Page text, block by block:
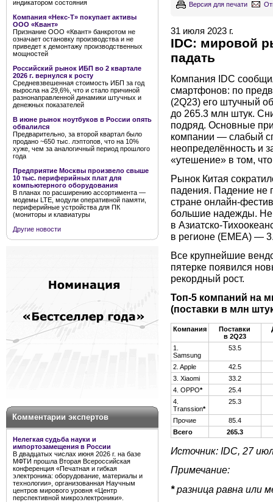
индикатором состояния
Компания «Некс-Т» покупает активы
ООО «Квант»
Признание ООО «Квант» банкротом не
означает остановку производства и не
приведет к демонтажу производственных
мощностей
Российский рынок ИБП во 2 квартале
2026 г. вернулся к росту
Средневзвешенная стоимость ИБП за год
выросла на 29,6%, что и стало причиной
разнонаправленной динамики штучных и
денежных показателей
В июне рынок ноутбуков в России опять
обвалился
Предварительно, за второй квартал было
продано ~650 тыс. лэптопов, что на 10%
хуже, чем за аналогичный период прошлого
года
Предприятие Москвы произвело свыше
10 тыс. периферийных плат для
компьютерного оборудования
В планах по расширению ассортимента —
модемы LTE, модули оперативной памяти,
периферийные устройства для ПК
(мониторы и клавиатуры
Другие новости
Комментарии экспертов
Нелегкая судьба науки и
импортозамещения в России
В двадцатых числах июня 2026 г. на базе
МФТИ прошла Вторая Всероссийская
конференция «Печатная и гибкая
электроника: оборудование, материалы и
технологии», организованная Научным
центров мирового уровня «Центр
перспективной микроэлектроники».
Версия для печати
31 июля 2023 г.
IDC: мировой
падать
Компания IDC
смартфонов: по
(2Q23) его штучный
до 265.3 млн штук.
подряд. Основные
компании — слабый
неопределённость и
«утешение» в том,
Рынок Китая
падения. Падение не
стране онлайн-
большие надежды. Не
в Азиатско-
в регионе (EMEA) —
Все крупнейшие
пятерке появился
рекордный рост.
Топ-5 компаний на
(поставки в млн
Компания
Поставки
в 2Q23
1.
Samsung
53.5
2. Apple
42.5
3. Xiaomi
33.2
4. OPPO*
25.4
4.
Transsion*
25.3
Прочие
85.4
Всего
265.3
Источник: IDC, 27
Примечание:
*разница равна или